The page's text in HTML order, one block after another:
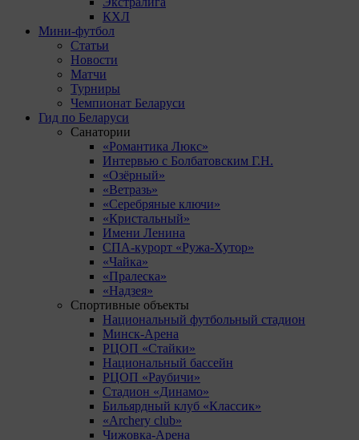
КХЛ
Мини-футбол
Статьи
Новости
Матчи
Турниры
Чемпионат Беларуси
Гид по Беларуси
Санатории
«Романтика Люкс»
Интервью с Болбатовским Г.Н.
«Озёрный»
«Ветразь»
«Серебряные ключи»
«Кристальный»
Имени Ленина
СПА-курорт «Ружа-Хутор»
«Чайка»
«Пралеска»
«Надзея»
Спортивные объекты
Национальный футбольный стадион
Минск-Арена
РЦОП «Стайки»
Национальный бассейн
РЦОП «Раубичи»
Стадион «Динамо»
Бильярдный клуб «Классик»
«Archery club»
Чижовка-Арена